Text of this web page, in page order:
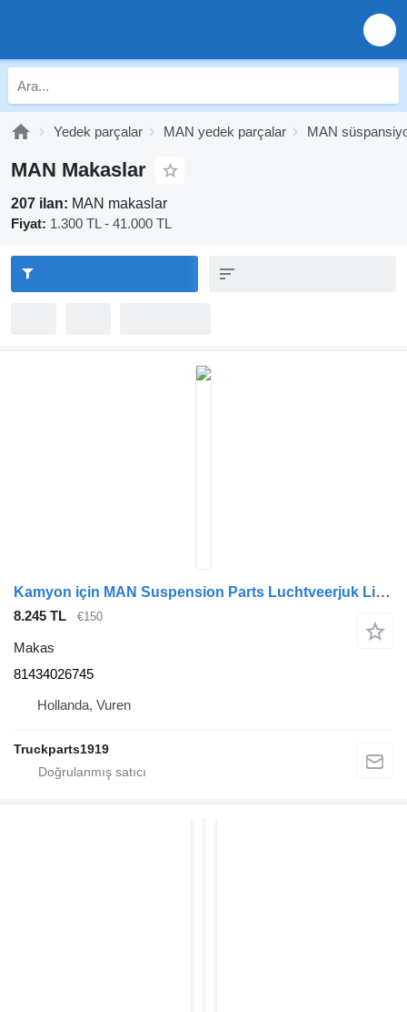
Yedek parçalar MAN yedek parçalar MAN
MAN Makaslar
207 ilan: MAN makaslar
Fiyat: 1.300 TL - 41.000 TL
Kamyon için MAN Suspension Parts Luchtveerjuk Li. TGL 81434026745 makas
8.245 TL €150
Makas
81434026745
Hollanda, Vuren
Truckparts1919